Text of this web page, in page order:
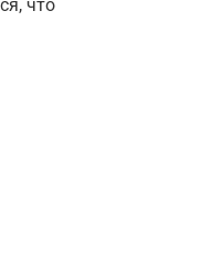
что